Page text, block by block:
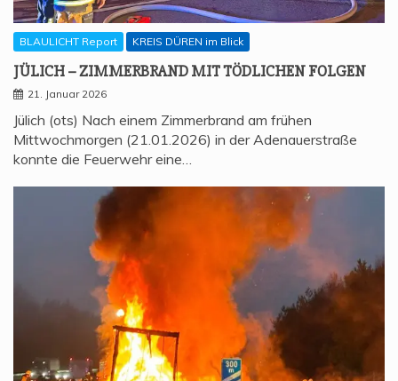
BLAULICHT Report KREIS DÜREN im Blick
JÜLICH – ZIM­MER­BRAND MIT TÖD­LI­CHEN FOLGEN
21. Januar 2026
Jülich (ots) Nach einem Zimmerbrand am frühen
Mittwochmorgen (21.01.2026) in der Adenauerstraße
konnte die Feuerwehr eine…